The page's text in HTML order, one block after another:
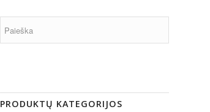
PRODUKTŲ KATEGORIJOS